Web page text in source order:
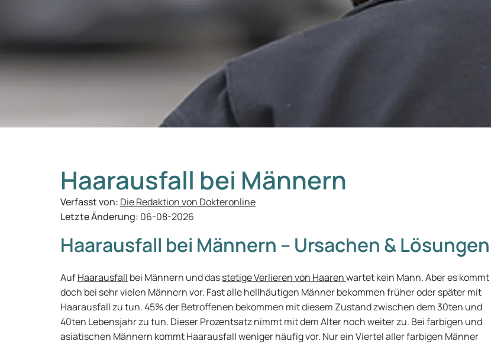
Haarausfall bei Männern
Verfasst von: Die Redaktion von Dokteronline
Letzte Änderung: 06-08-2026
Haarausfall bei Männern – Ursachen & Lösungen
AufHaarausfall bei Männern und dasstetige Verlieren von Haarenwartet kein Mann. Aber es kommt
doch bei sehr vielen Männern vor. Fast alle hellhäutigen Männer bekommen früher oder später mit
Haarausfall zu tun. 45% der Betroffenen bekommen mit diesem Zustand zwischen dem 30ten und
40ten Lebensjahr zu tun. Dieser Prozentsatz nimmt mit dem Alter noch weiter zu. Bei farbigen und
asiatischen Männern kommt Haarausfall weniger häufig vor. Nur ein Viertel aller farbigen Männer